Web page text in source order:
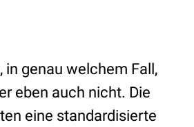
genau welchem Fall,
eben auch nicht. Die
eine standardisierte